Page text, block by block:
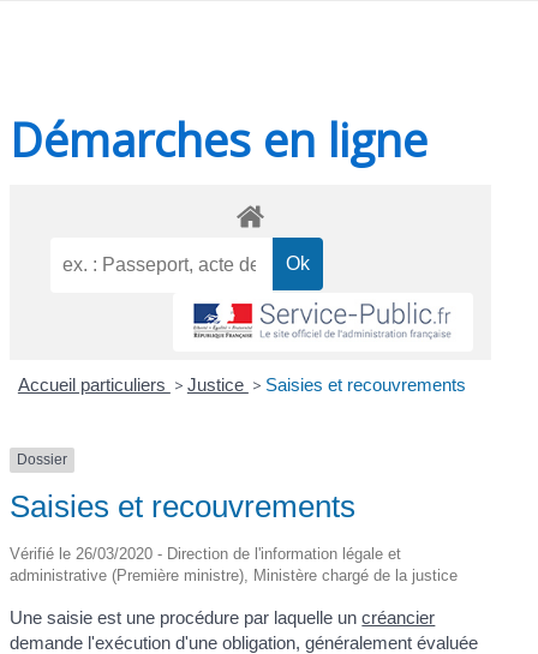
Démarches en ligne
Accueil particuliers > Justice > Saisies et recouvrements
Dossier
Saisies et recouvrements
Vérifié le 26/03/2020 - Direction de l'information légale et
administrative (Première ministre), Ministère chargé de la justice
Une saisie est une procédure par laquelle uncréancier
demande l'exécution d'une obligation, généralement évaluée